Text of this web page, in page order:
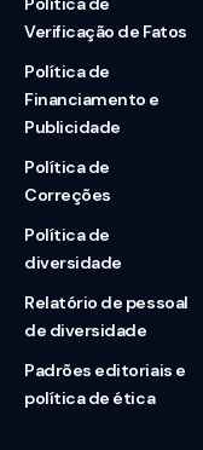
Verificação de Fatos
Política de
Financiamento e
Publicidade
Política de
Correções
Política de
diversidade
Relatório de pessoal
de diversidade
Padrões editoriais e
política de ética